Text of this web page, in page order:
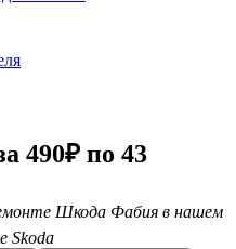
по 43
Шкода Фабия в нашем
Skoda